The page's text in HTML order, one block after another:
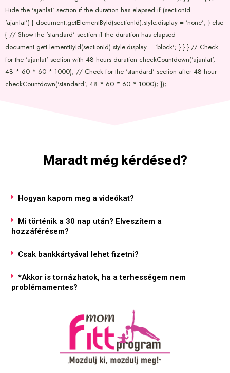
Hide the 'ajanlat' section if the duration has elapsed if (sectionId ===
'ajanlat') { document.getElementById(sectionId).style.display = 'none'; } else
{ // Show the 'standard' section if the duration has elapsed
document.getElementById(sectionId).style.display = 'block'; } } } // Check
for the 'ajanlat' section with 48 hours duration checkCountdown('ajanlat',
48 * 60 * 60 * 1000); // Check for the 'standard' section after 48 hour
checkCountdown('standard', 48 * 60 * 60 * 1000); });
Maradt még kérdésed?
Hogyan kapom meg a videókat?
Mi történik a 30 nap után? Elveszítem a
hozzáférésem?
Csak bankkártyával lehet fizetni?
*Akkor is tornázhatok, ha a terhességem nem
problémamentes?